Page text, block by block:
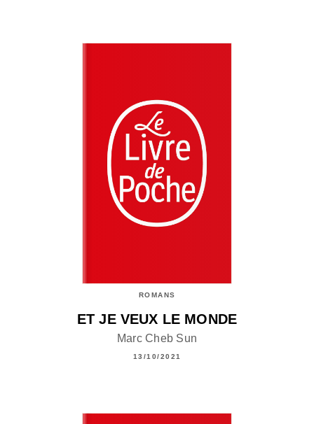
ROMANS
ET JE VEUX LE MONDE
Marc Cheb Sun
13/10/2021